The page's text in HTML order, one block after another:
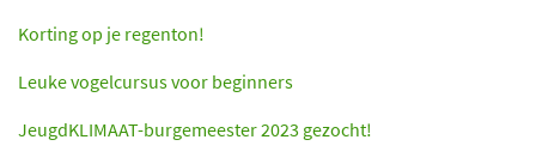
Korting op je regenton!
Leuke vogelcursus voor beginners
JeugdKLIMAAT-burgemeester 2023 gezocht!